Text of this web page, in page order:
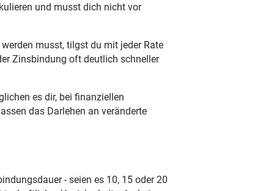
und musst dich nicht vor
musst, tilgst du mit jeder Rate
Zinsbindung oft deutlich schneller
es dir, bei finanziellen
das Darlehen an veränderte
- seien es 10, 15 oder 20